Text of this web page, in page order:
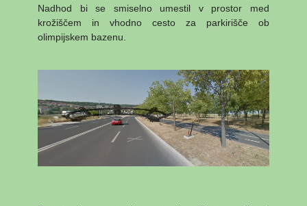
Nadhod bi se smiselno umestil v prostor med
krožiščem in vhodno cesto za parkirišče ob
olimpijskem bazenu.